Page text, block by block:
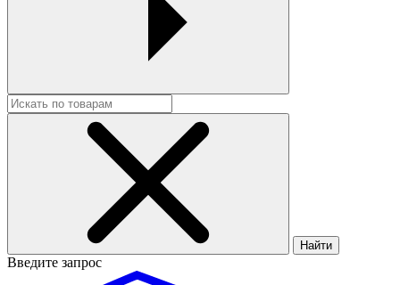
Найти
Введите запрос